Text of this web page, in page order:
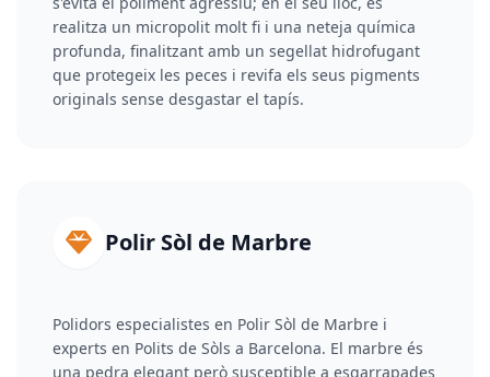
realitza un micropolit molt fi i una neteja química
profunda, finalitzant amb un segellat hidrofugant
que protegeix les peces i revifa els seus pigments
originals sense desgastar el tapís.
Polir Sòl de Marbre
Polidors especialistes en Polir Sòl de Marbre i
experts en Polits de Sòls a Barcelona. El marbre és
una pedra elegant però susceptible a esgarrapades